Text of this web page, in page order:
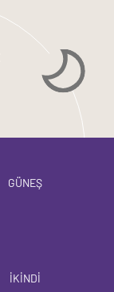
GÜNEŞ
İKİNDİ